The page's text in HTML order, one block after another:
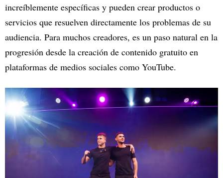
increíblemente específicas y pueden crear productos o
servicios que resuelven directamente los problemas de su
audiencia. Para muchos creadores, es un paso natural en la
progresión desde la creación de contenido gratuito en
plataformas de medios sociales como YouTube.